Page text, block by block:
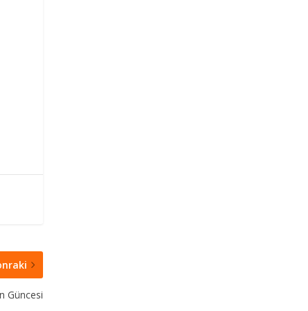
Güncesi